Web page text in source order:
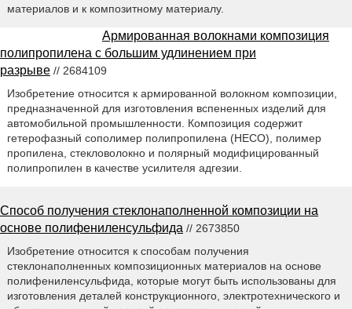
материалов и к композитному материалу.
Армированная волокнами композиция
полипропилена с большим удлинением при
разрыве // 2684109
Изобретение относится к армированной волокном композиции,
предназначенной для изготовления вспененных изделий для
автомобильной промышленности. Композиция содержит
гетерофазный сополимер полипропилена (НЕСО), полимер
пропилена, стекловолокно и полярный модифицированный
полипропилен в качестве усилителя адгезии.
Способ получения стеклонаполненной композиции на
основе полифениленсульфида // 2673850
Изобретение относится к способам получения
стеклонаполненных композиционных материалов на основе
полифениленсульфида, которые могут быть использованы для
изготовления деталей конструкционного, электротехнического и